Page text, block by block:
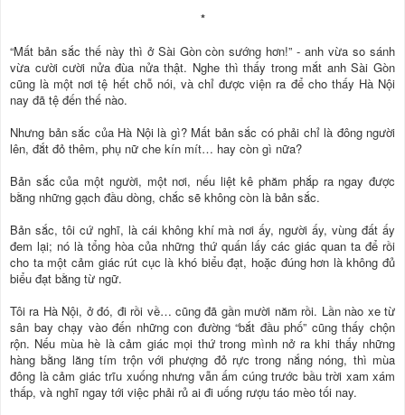
*
“Mất bản sắc thế này thì ở Sài Gòn còn sướng hơn!” - anh vừa so sánh
vừa cười cười nửa đùa nửa thật. Nghe thì thấy trong mắt anh Sài Gòn
cũng là một nơi tệ hết chỗ nói, và chỉ được viện ra để cho thấy Hà Nội
nay đã tệ đến thế nào.
Nhưng bản sắc của Hà Nội là gì? Mất bản sắc có phải chỉ là đông người
lên, đắt đỏ thêm, phụ nữ che kín mít… hay còn gì nữa?
Bản sắc của một người, một nơi, nếu liệt kê phăm phắp ra ngay được
bằng những gạch đầu dòng, chắc sẽ không còn là bản sắc.
Bản sắc, tôi cứ nghĩ, là cái không khí mà nơi ấy, người ấy, vùng đất ấy
đem lại; nó là tổng hòa của những thứ quấn lấy các giác quan ta để rồi
cho ta một cảm giác rút cục là khó biểu đạt, hoặc đúng hơn là không đủ
biểu đạt bằng từ ngữ.
Tôi ra Hà Nội, ở đó, đi rồi về… cũng đã gần mười năm rồi. Lần nào xe từ
sân bay chạy vào đến những con đường “bắt đầu phố” cũng thấy chộn
rộn. Nếu mùa hè là cảm giác mọi thứ trong mình nở ra khi thấy những
hàng bằng lăng tím trộn với phượng đỏ rực trong nắng nóng, thì mùa
đông là cảm giác trĩu xuống nhưng vẫn ấm cúng trước bầu trời xam xám
thấp, và nghĩ ngay tới việc phải rủ ai đi uống rượu táo mèo tối nay.